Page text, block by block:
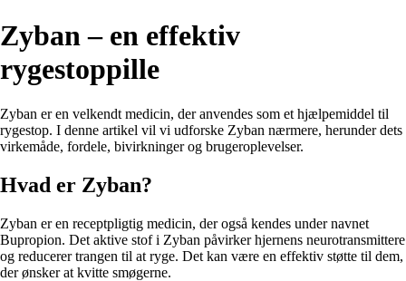
Zyban – en effektiv
rygestoppille
Zyban er en velkendt medicin, der anvendes som et hjælpemiddel til
rygestop. I denne artikel vil vi udforske Zyban nærmere, herunder dets
virkemåde, fordele, bivirkninger og brugeroplevelser.
Hvad er Zyban?
Zyban er en receptpligtig medicin, der også kendes under navnet
Bupropion. Det aktive stof i Zyban påvirker hjernens neurotransmittere
og reducerer trangen til at ryge. Det kan være en effektiv støtte til dem,
der ønsker at kvitte smøgerne.